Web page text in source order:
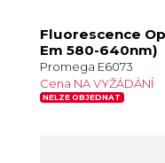
Fluorescence
Em 580-640nm)
Promega E6073
Cena NA VYŽÁDÁNÍ
NELZE OBJEDNAT